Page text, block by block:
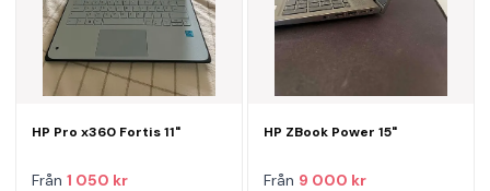
HP Pro x360 Fortis 11"
Från 1 050 kr
HP ZBook Power 15"
Från 9 000 kr